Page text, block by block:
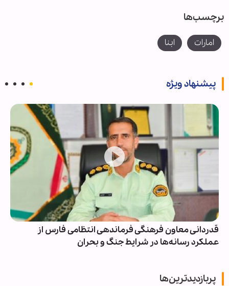
برچسب‌ها
امارات ابنا
پیشنهاد ویژه
قدردانی معاون فرهنگی فرماندهی انتظامی فارس از
عملکرد رسانه‌ها در شرایط جنگ و بحران
پربازدیدترین‌ها